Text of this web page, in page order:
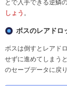
とで入手できる逆鱗
しょう 。
ボスのレアドロ
ボスは倒すとレアド
せずに進めてしまう
のセーブデータに戻